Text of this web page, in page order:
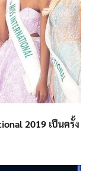
2019 เป็นครั้ง